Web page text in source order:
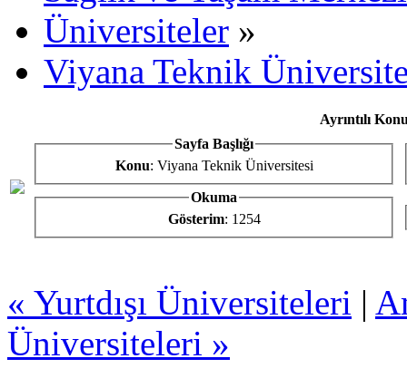
Üniversiteler »
Viyana Teknik
Ayrıntılı
Sayfa Başlığı
Konu: Viyana Teknik Üniversitesi
Okuma
Gösterim: 1254
« Yurtdışı Üniversiteleri |
Üniversiteleri »